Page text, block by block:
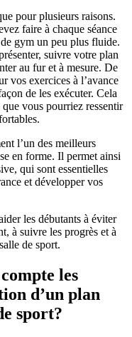
pour plusieurs raisons.
faire à chaque séance
gym un peu plus fluide.
suivre votre plan
au fur et à mesure. De
vos exercices à l’avance
de les exécuter. Cela
vous pourriez ressentir
l’un des meilleurs
en forme. Il permet ainsi
qui sont essentielles
et développer vos
les débutants à éviter
à suivre les progrès et à
de sport.
d’un plan
sport?